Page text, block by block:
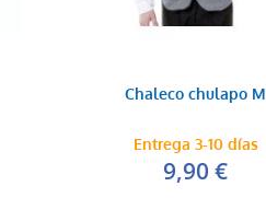
Chaleco chulapo M
Entrega 3-10 días
9,90 €